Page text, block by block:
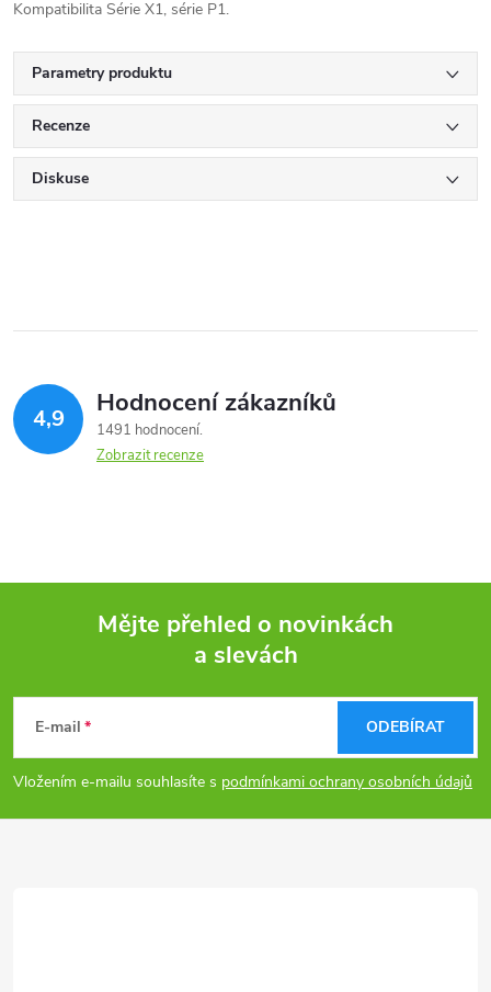
Kompatibilita Série X1, série P1.
Parametry produktu
Recenze
Diskuse
4,9 Hodnocení zákazníků
1491 hodnocení
Zobrazit recenze
p
a
Mějte přehled o novinkách
a slevách
E-mail
Vložením e-mailu souhlasíte s podmínkami ochrany osobních údajů
ODEBÍRAT